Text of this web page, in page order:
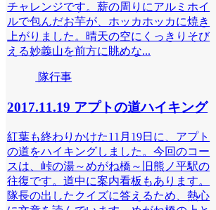
チャレンジです。薪の周りにアルミホイ
ルで包んだお芋が、ホッカホッカに焼き
上がりました。晴天の空にくっきりそび
える妙義山を前方に眺めな...
隊行事
2017.11.19 アプトの道ハイキング
紅葉も終わりかけた11月19日に、アプト
の道をハイキングしました。今回のコー
スは、峠の湯～めがね橋～旧熊ノ平駅の
往復です。道中に案内看板もあります。
隊長の出したクイズに答えるため、熱心